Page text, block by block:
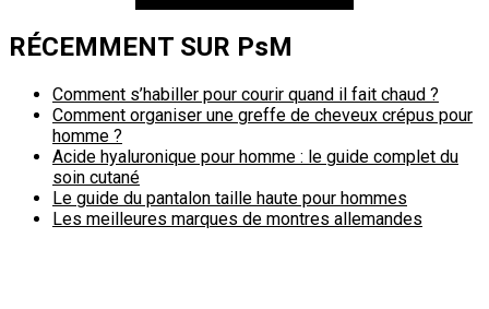
RÉCEMMENT SUR PsM
Comment s’habiller pour courir quand il fait chaud ?
Comment organiser une greffe de cheveux crépus pour
homme ?
Acide hyaluronique pour homme : le guide complet du
soin cutané
Le guide du pantalon taille haute pour hommes
Les meilleures marques de montres allemandes